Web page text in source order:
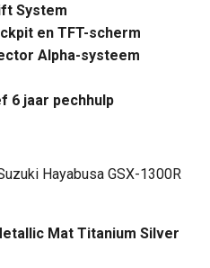
System
en TFT-scherm
Alpha-systeem
6 jaar pechhulp
Hayabusa GSX-1300R
Mat Titanium Silver